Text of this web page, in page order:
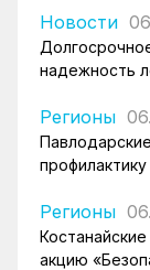
Новости
надежность
Регионы
Регионы
акцию